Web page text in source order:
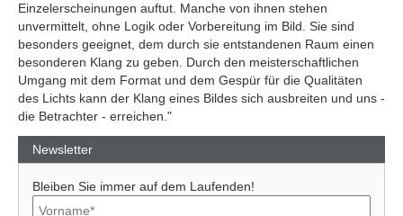
Einzelerscheinungen auftut. Manche von ihnen stehen
unvermittelt, ohne Logik oder Vorbereitung im Bild. Sie sind
besonders geeignet, dem durch sie entstandenen Raum einen
besonderen Klang zu geben. Durch den meisterschaftlichen
Umgang mit dem Format und dem Gespür für die Qualitäten
des Lichts kann der Klang eines Bildes sich ausbreiten und uns -
die Betrachter - erreichen."
Newsletter
Bleiben Sie immer auf dem Laufenden!